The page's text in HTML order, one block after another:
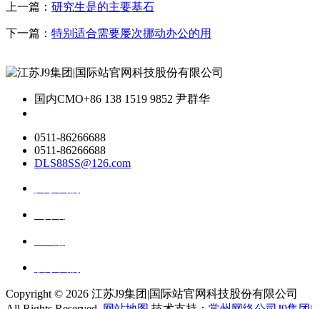
上一篇： 研究生是的主要基石
下一篇： 特别适合需要屡次挪动办公的用
国内CMO+86 138 1519 9852 尹群华
0511-86266688
0511-86266688
DLS88SS@126.com
Copyright © 2026 江苏J9集团|国际站官网科技股份有限公司